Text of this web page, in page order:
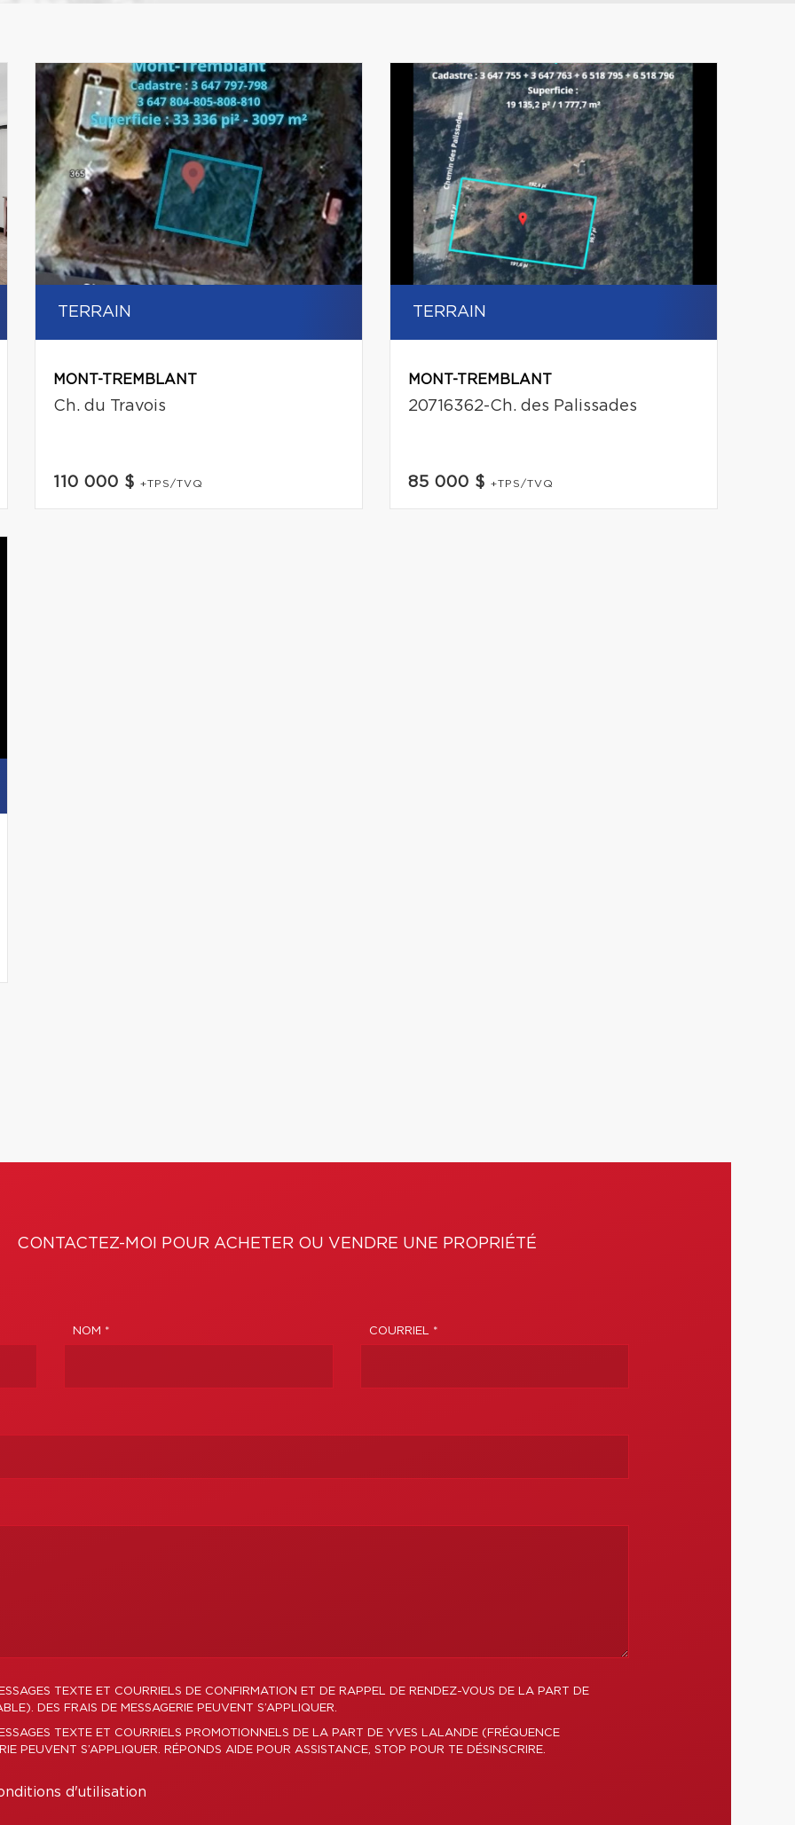
Leaflet|© MapTiler© OpenStreetMap contributors
TERRAIN
MONT-TREMBLANT
Ch. du Travois
110 000 $ +TPS/TVQ
TERRAIN
MONT-TREMBLANT
20716362-Ch. des Palissades
85 000 $ +TPS/TVQ
CONTACTEZ-MOI POUR ACHETER OU VENDRE UNE PROPRIÉTÉ
NOM * COURRIEL *
TEXTE ET COURRIELS DE CONFIRMATION ET DE RAPPEL DE RENDEZ-VOUS DE LA PART DE
DES FRAIS DE MESSAGERIE PEUVENT S’APPLIQUER.
TEXTE ET COURRIELS PROMOTIONNELS DE LA PART DE YVES LALANDE (FRÉQUENCE
PEUVENT S’APPLIQUER. RÉPONDS AIDE POUR ASSISTANCE, STOP POUR TE DÉSINSCRIRE.
d'utilisation